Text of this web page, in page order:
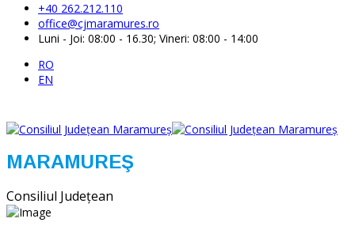
+40 262.212.110
office@cjmaramures.ro
Luni - Joi: 08:00 - 16.30; Vineri: 08:00 - 14:00
RO
EN
MARAMUREŞ
Consiliul Judeţean